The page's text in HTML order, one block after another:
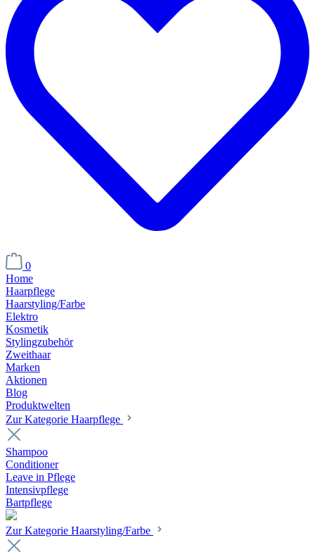
0
Home
Haarpflege
Haarstyling/Farbe
Elektro
Kosmetik
Stylingzubehör
Zweithaar
Marken
Aktionen
Blog
Produktwelten
Zur Kategorie Haarpflege
Shampoo
Conditioner
Leave in Pflege
Intensivpflege
Bartpflege
Zur Kategorie Haarstyling/Farbe